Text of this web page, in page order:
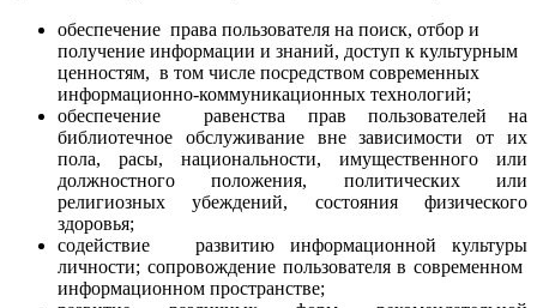
обеспечение права пользователя на поиск, отбор и
получение информации и знаний, доступ к культурным
ценностям, в том числе посредством современных
информационно-коммуникационных технологий;
обеспечение равенства прав пользователей на
библиотечное обслуживание вне зависимости от их
пола, расы, национальности, имущественного или
должностного положения, политических или
религиозных убеждений, состояния физического
здоровья;
содействие развитию информационной культуры
личности; сопровождение пользователя в современном
информационном пространстве;